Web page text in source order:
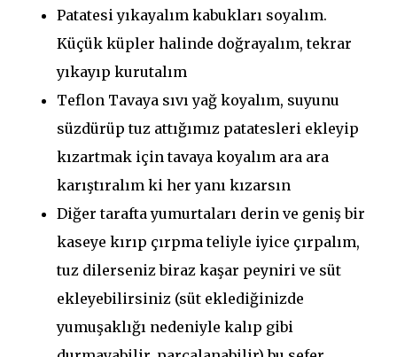
Patatesi yıkayalım kabukları soyalım.
Küçük küpler halinde doğrayalım, tekrar
yıkayıp kurutalım
Teflon Tavaya sıvı yağ koyalım, suyunu
süzdürüp tuz attığımız patatesleri ekleyip
kızartmak için tavaya koyalım ara ara
karıştıralım ki her yanı kızarsın
Diğer tarafta yumurtaları derin ve geniş bir
kaseye kırıp çırpma teliyle iyice çırpalım,
tuz dilerseniz biraz kaşar peyniri ve süt
ekleyebilirsiniz (süt eklediğinizde
yumuşaklığı nedeniyle kalıp gibi